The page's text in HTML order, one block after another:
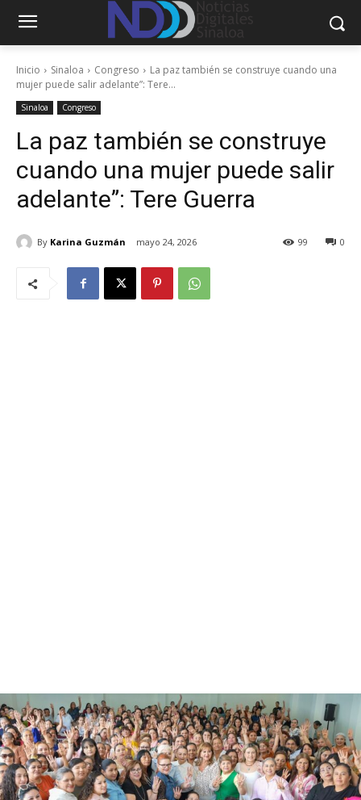
Inicio Sinaloa Congreso
La paz también se construye cuando una
mujer puede salir adelante”: Tere...
Sinaloa Congreso
La paz también se construye
cuando una mujer puede salir
adelante”: Tere Guerra
By Karina Guzmán mayo 24, 2026 0
99